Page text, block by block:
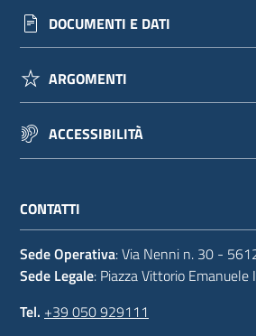
DOCUMENTI E DATI
ARGOMENTI
ACCESSIBILITÀ
CONTATTI
Sede Operativa: Via Nenni n. 30 -
Sede Legale: Piazza Vittorio
Tel. +39 050 929111